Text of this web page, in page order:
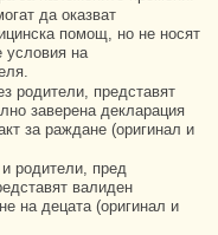
да оказват
помощ, но не носят
условия на
родители, представят
заверена декларация
за раждане (оригинал и
родители, пред
валиден
на децата (оригинал и